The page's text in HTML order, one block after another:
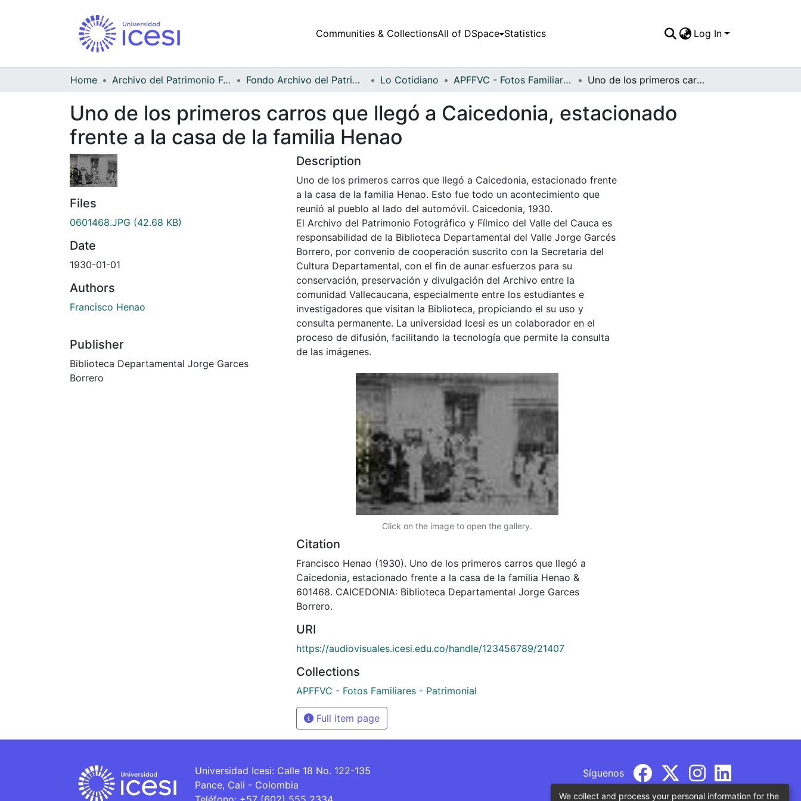
Communities & CollectionsAll of DSpace Statistics Log In
Home Archivo del Patrimonio Fotográfico y Fílmico del Valle del Cauca Fondo Archivo del Patrimonio Fotográfico y Fílmico del Valle del Cauca Lo Cotidiano APFFVC - Fotos Familiares - Patrimonial Uno de los primeros carros que llegó a Caicedonia, estacionado frente a la casa de la familia Henao
Uno de los primeros carros que llegó a Caicedonia, estacionado
frente a la casa de la familia Henao
Files
0601468.JPG (42.68 KB)
Date
1930-01-01
Authors
Francisco Henao
Publisher
Biblioteca Departamental Jorge Garces
Borrero
Description
Uno de los primeros carros que llegó a Caicedonia, estacionado frente
a la casa de la familia Henao. Esto fue todo un acontecimiento que
reunió al pueblo al lado del automóvil. Caicedonia, 1930.
El Archivo del Patrimonio Fotográfico y Fílmico del Valle del Cauca es
responsabilidad de la Biblioteca Departamental del Valle Jorge Garcés
Borrero, por convenio de cooperación suscrito con la Secretaria del
Cultura Departamental, con el fin de aunar esfuerzos para su
conservación, preservación y divulgación del Archivo entre la
comunidad Vallecaucana, especialmente entre los estudiantes e
investigadores que visitan la Biblioteca, propiciando el su uso y
consulta permanente. La universidad Icesi es un colaborador en el
proceso de difusión, facilitando la tecnología que permite la consulta
de las imágenes.
Click on the image to open the gallery.
Citation
Francisco Henao (1930). Uno de los primeros carros que llegó a
Caicedonia, estacionado frente a la casa de la familia Henao &
601468. CAICEDONIA: Biblioteca Departamental Jorge Garces
Borrero.
URI
https://audiovisuales.icesi.edu.co/handle/123456789/21407
Collections
APFFVC - Fotos Familiares - Patrimonial
Full item page
Universidad Icesi: Calle 18 No. 122-135
Pance, Cali - Colombia
Síguenos
We collect and process your personal information for the